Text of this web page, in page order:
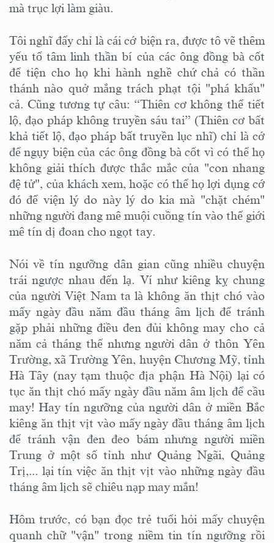
mà trục lợi làm giàu.
Tôi nghĩ đấy chỉ là cái cớ biện ra, được tô vẽ thêm
yếu tố tâm linh thần bí của các ông đồng bà cốt
để tiện cho họ khi hành nghề chứ chả có thần
thánh nào quở mắng trách phạt tội "phá khẩu"
cả. Cũng tương tự câu: “Thiên cơ không thể tiết
lộ, đạo pháp không truyền sáu tai” (Thiên cơ bất
khả tiết lộ, đạo pháp bất truyền lục nhĩ) chỉ là cớ
để ngụy biện của các ông đồng bà cốt vì có thể họ
không giải thích được thắc mắc của "con nhang
đệ tử", của khách xem, hoặc có thể họ lợi dụng cớ
đó để viện lý do này lý do kia mà "chặt chém"
những người đang mê muội cuồng tín vào thế giới
mê tín dị đoan cho ngọt tay.
Nói về tín ngưỡng dân gian cũng nhiều chuyện
trái ngược nhau đến lạ. Ví như kiêng kỵ chung
của người Việt Nam ta là không ăn thịt chó vào
mấy ngày đầu năm đầu tháng âm lịch để tránh
gặp phải những điều đen đủi không may cho cả
năm cả tháng thế nhưng người dân ở thôn Yên
Trường, xã Trường Yên, huyện Chương Mỹ, tỉnh
Hà Tây (nay tạm thuộc địa phận Hà Nội) lại có
tục ăn thịt chó mấy ngày đầu năm âm lịch để cầu
may! Hay tín ngưỡng của người dân ở miền Bắc
kiêng ăn thịt vịt vào mấy ngày đầu tháng âm lịch
để tránh vận đen đeo bám nhưng người miền
Trung ở một số tỉnh như Quảng Ngãi, Quảng
Trị,... lại tín việc ăn thịt vịt vào những ngày đầu
tháng âm lịch sẽ chiêu nạp may mắn!
Hôm trước, có bạn đọc trẻ tuổi hỏi mấy chuyện
quanh chữ "vận" trong niềm tin tín ngưỡng rồi